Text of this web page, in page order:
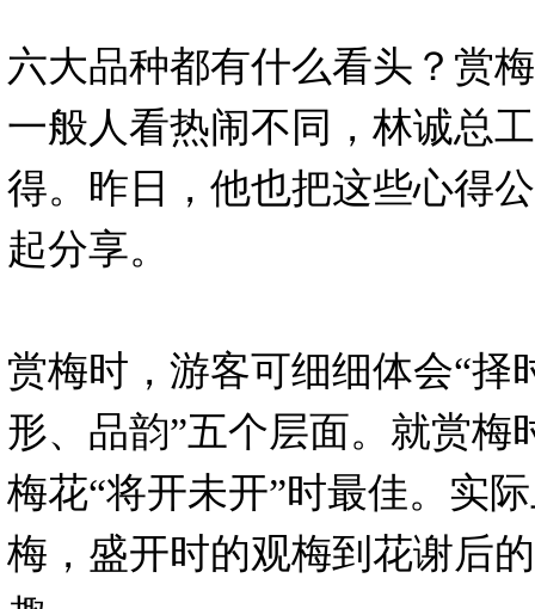
六大品种都有什么看头？赏
一般人看热闹不同，林诚总
得。昨日，他也把这些心得
起分享。
赏梅时，游客可细细体会“择
形、品韵”五个层面。就赏梅
梅花“将开未开”时最佳。实
梅，盛开时的观梅到花谢后